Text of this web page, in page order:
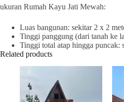
ukuran Rumah Kayu Jati Mewah:
Luas bangunan: sekitar 2 x 2
Tinggi panggung (dari tanah ke
Tinggi total atap hingga puncak:
Related products